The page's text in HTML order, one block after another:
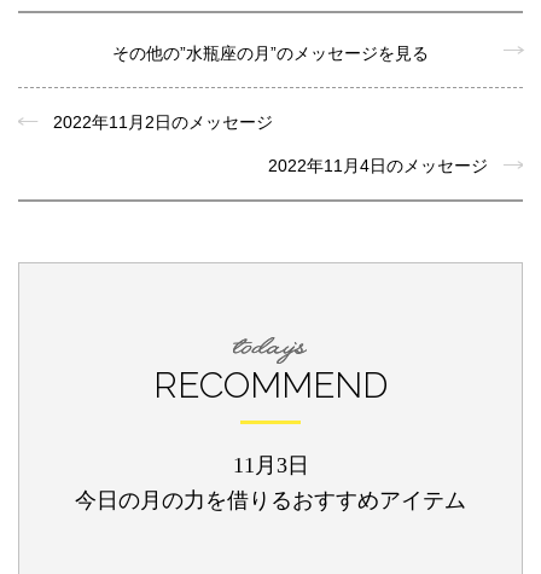
その他の”水瓶座の月”のメッセージを見る
2022年11月2日のメッセージ
2022年11月4日のメッセージ
RECOMMEND
11月3日
今日の月の力を借りるおすすめアイテム